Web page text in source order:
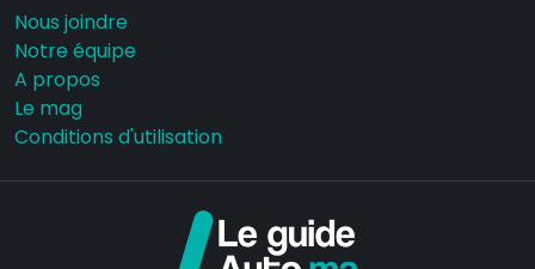
Nous joindre
Notre équipe
A propos
Le mag
Conditions d'utilisation